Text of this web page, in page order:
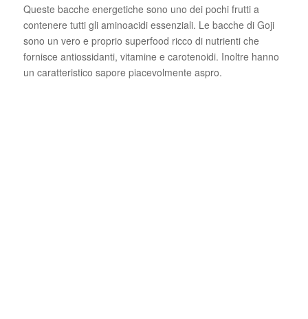
Queste bacche energetiche sono uno dei pochi frutti a
contenere tutti gli aminoacidi essenziali. Le bacche di Goji
sono un vero e proprio superfood ricco di nutrienti che
fornisce antiossidanti, vitamine e carotenoidi. Inoltre hanno
un caratteristico sapore piacevolmente aspro.